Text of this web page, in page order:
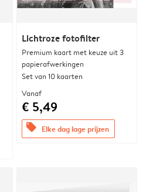
Lichtroze fotofilter
Premium kaart met keuze uit 3
papierafwerkingen
Set van 10 kaarten
Vanaf
€ 5,49
offers Elke dag lage prijzen